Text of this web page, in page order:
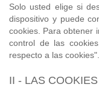
Solo usted elige si
dispositivo y puede
cookies. Para obtener
control de las
respecto a las cookies".
II - LAS